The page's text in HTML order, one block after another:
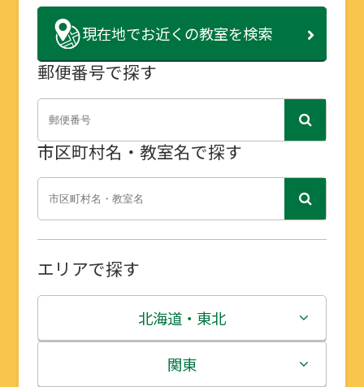
現在地でお近くの教室を検索
郵便番号で探す
市区町村名・教室名で探す
エリアで探す
北海道・東北
北海道
関東